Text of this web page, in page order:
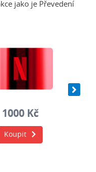
jako je Převedení
1000 Kč
Koupit